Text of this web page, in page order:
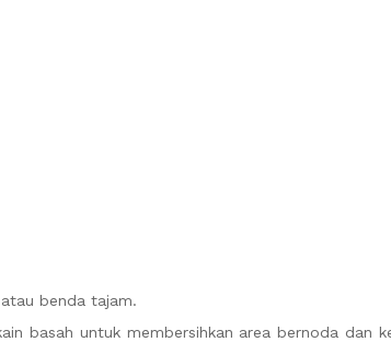
benda tajam.
basah untuk membersihkan area bernoda dan